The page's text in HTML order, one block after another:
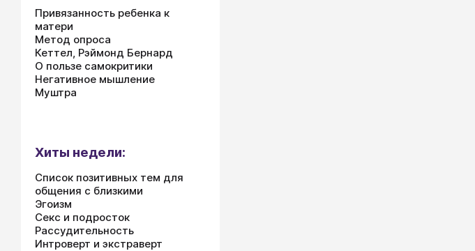
Привязанность ребенка к
матери
Метод опроса
Кеттел, Рэймонд Бернард
О пользе самокритики
Негативное мышление
Муштра
Хиты недели:
Список позитивных тем для
общения с близкими
Эгоизм
Секс и подросток
Рассудительность
Интроверт и экстраверт